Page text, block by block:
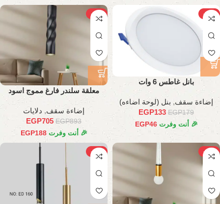
-26%
بانل غاطس 6 وات
إضاءة سقف, بنل (لوحة اضاءه)
EGP179
EGP133
🎉 أنت وفرت EGP46
-21%
معلقة سلندر فارغ مموج اسود
إضاءة سقف, دلايات
EGP893
EGP705
🎉 أنت وفرت EGP188
-25%
-20%